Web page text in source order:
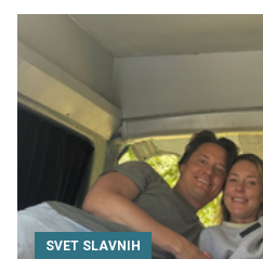
SVET SLAVNIH